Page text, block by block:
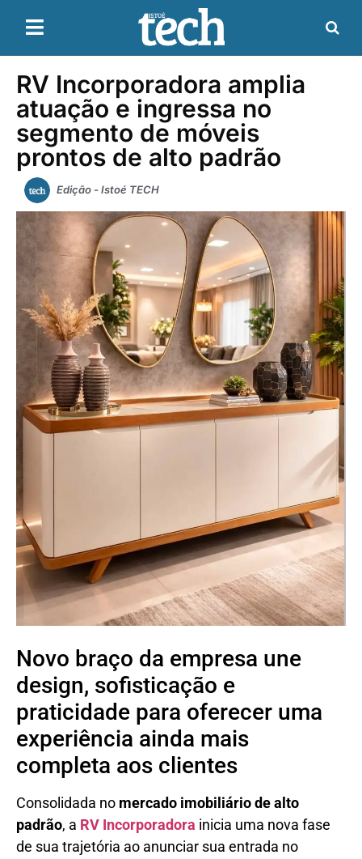
RV Incorporadora amplia
atuação e ingressa no
segmento de móveis
prontos de alto padrão
Edição - Istoé TECH
Novo braço da empresa une
design, sofisticação e
praticidade para oferecer uma
experiência ainda mais
completa aos clientes
Consolidada no mercado imobiliário de alto
padrão, a RV Incorporadora inicia uma nova fase
de sua trajetória ao anunciar sua entrada no